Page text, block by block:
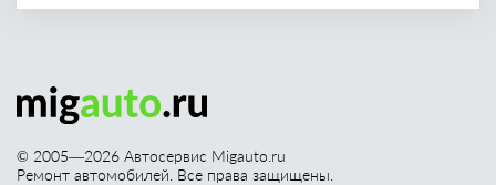
© 2005—2026 Автосервис Migauto.ru
Ремонт автомобилей. Все права защищены.